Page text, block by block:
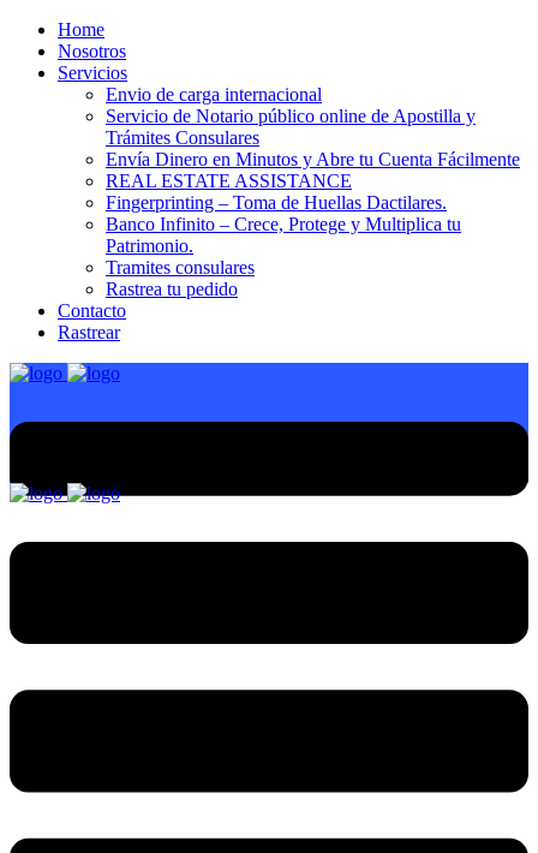
Home
Nosotros
Servicios
Envio de carga internacional
Servicio de Notario público online de Apostilla y
Trámites Consulares
Envía Dinero en Minutos y Abre tu Cuenta Fácilmente
REAL ESTATE ASSISTANCE
Fingerprinting – Toma de Huellas Dactilares.
Banco Infinito – Crece, Protege y Multiplica tu
Patrimonio.
Tramites consulares
Rastrea tu pedido
Contacto
Rastrear